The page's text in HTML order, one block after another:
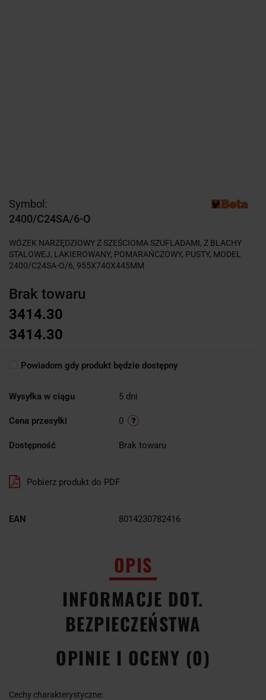
Symbol:
2400/C24SA/6-O
WÓZEK NARZĘDZIOWY Z SZEŚCIOMA SZUFLADAMI, Z BLACHY
STALOWEJ, LAKIEROWANY, POMARAŃCZOWY, PUSTY, MODEL
2400/C24SA-O/6, 955X740X445MM
Brak towaru
3414.30
3414.30
Powiadom gdy produkt będzie dostępny
Wysyłka w ciągu 5 dni
Cena przesyłki 0
Dostępność Brak towaru
Pobierz produkt do PDF
EAN 8014230782416
OPIS
INFORMACJE DOT.
BEZPIECZEŃSTWA
OPINIE I OCENY (0)
Cechy charakterystyczne: